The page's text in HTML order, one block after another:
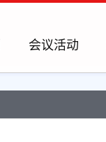
会议活动